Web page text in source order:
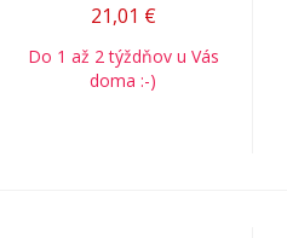
21,01 €
Do 1 až 2 týždňov u Vás
doma :-)